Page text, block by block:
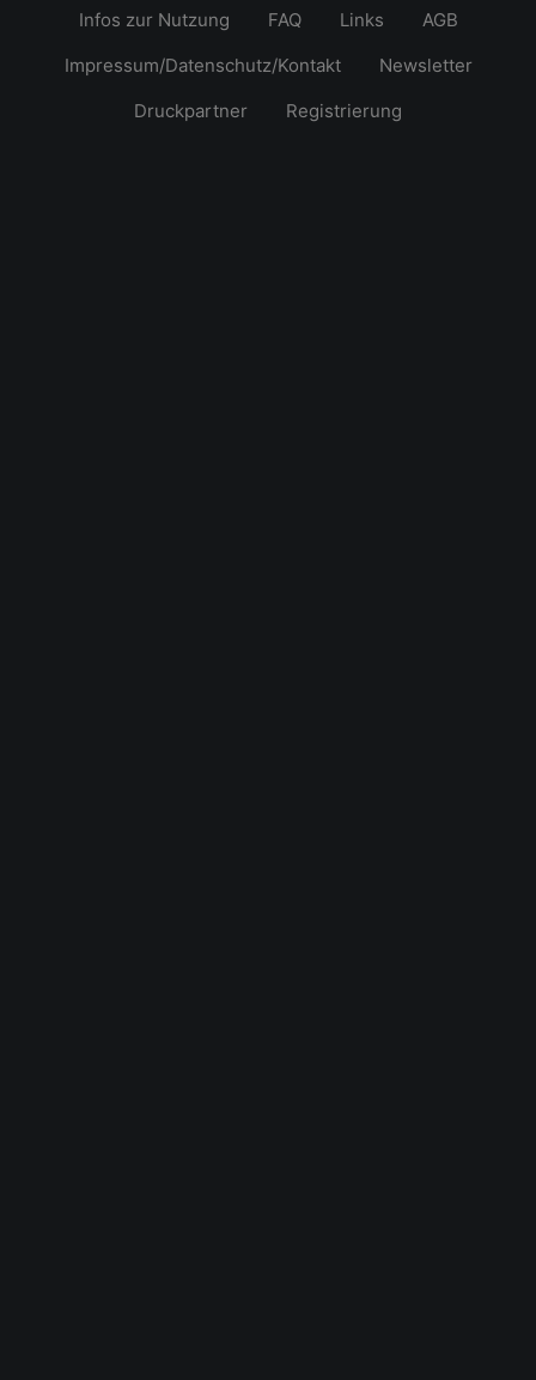
Infos zur Nutzung FAQ Links
AGB
Impressum/Datenschutz/Kontakt
Newsletter
Druckpartner
Registrierung